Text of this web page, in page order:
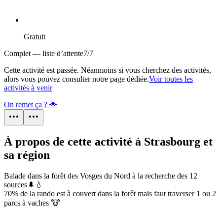
Gratuit
Complet — liste d’attente7/7
Cette activité est passée. Néanmoins si vous cherchez des activités,
alors vous pouvez consulter notre page dédiée.Voir toutes les
activités à venir
On remet ça ? 🌟
À propos de cette activité à Strasbourg et
sa région
Balade dans la forêt des Vosges du Nord à la recherche des 12
sources🌲💧
70% de la rando est à couvert dans la forêt mais faut traverser 1 ou 2
parcs à vaches 🐮